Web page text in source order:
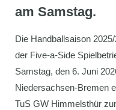
am Samstag.
Die Handballsaison
der Five-a-Side
Samstag, den 6. Juni
Niedersachsen-Bremen
TuS GW Himmelsthür